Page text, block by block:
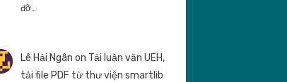
đỡ…
Lê Hải Ngân on Tải luận văn UEH,
tải file PDF từ thư viện smartlib